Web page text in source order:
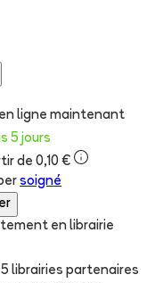
ligne maintenant
5 jours
de 0,10 €
soigné
en librairie
5 librairies partenaires